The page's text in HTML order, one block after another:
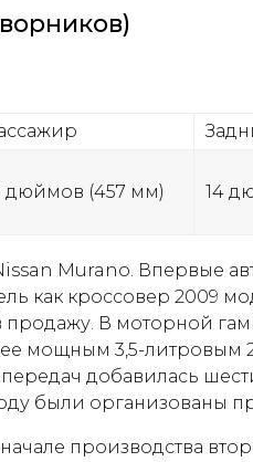
дюймов (457 мм) 14
Murano. Впервые
как кроссовер 2009
продажу. В моторной
мощным 3,5-литровым
добавилась
были организованы
производства